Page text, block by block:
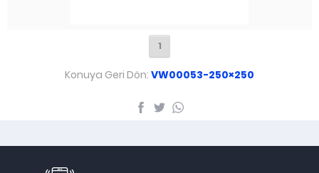
1
Konuya Geri Dön: VW00053-250×250